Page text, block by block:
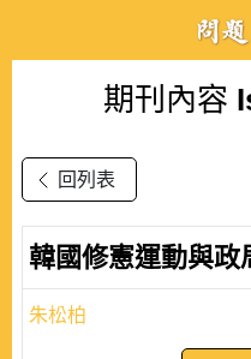
期刊內容
回列表
韓國修憲運動與政
朱松柏